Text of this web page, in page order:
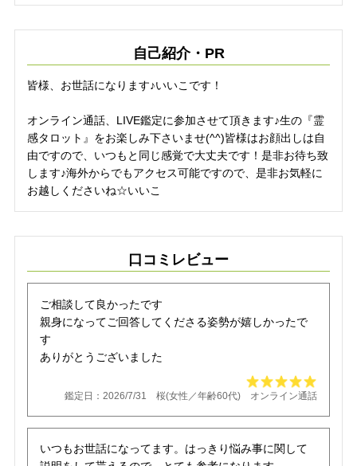
自己紹介・PR
皆様、お世話になります♪いいこです！
オンライン通話、LIVE鑑定に参加させて頂きます♪生の『霊
感タロット』をお楽しみ下さいませ(^^)皆様はお顔出しは自
由ですので、いつもと同じ感覚で大丈夫です！是非お待ち致
します♪海外からでもアクセス可能ですので、是非お気軽に
お越しくださいね☆いいこ
口コミレビュー
ご相談して良かったです
親身になってご回答してくださる姿勢が嬉しかったで
す
ありがとうございました
鑑定日：2026/7/31 桜(女性／年齢60代) オンライン通話
いつもお世話になってます。はっきり悩み事に関して